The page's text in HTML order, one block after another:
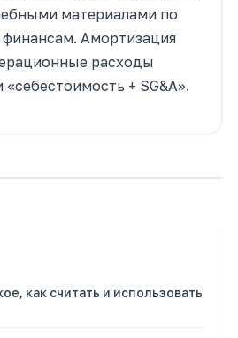
материалами по
Амортизация
расходы
+ SG&A».
как считать и использовать